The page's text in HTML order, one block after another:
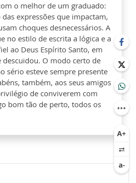
o melhor de um graduado:
expressões que impactam,
choques desnecessários. A
no estilo de escrita a lógica e a
ao Deus Espírito Santo, em
O modo certo de
sério esteve sempre presente
também, aos seus amigos
de conviverem com
bom tão de perto, todos os